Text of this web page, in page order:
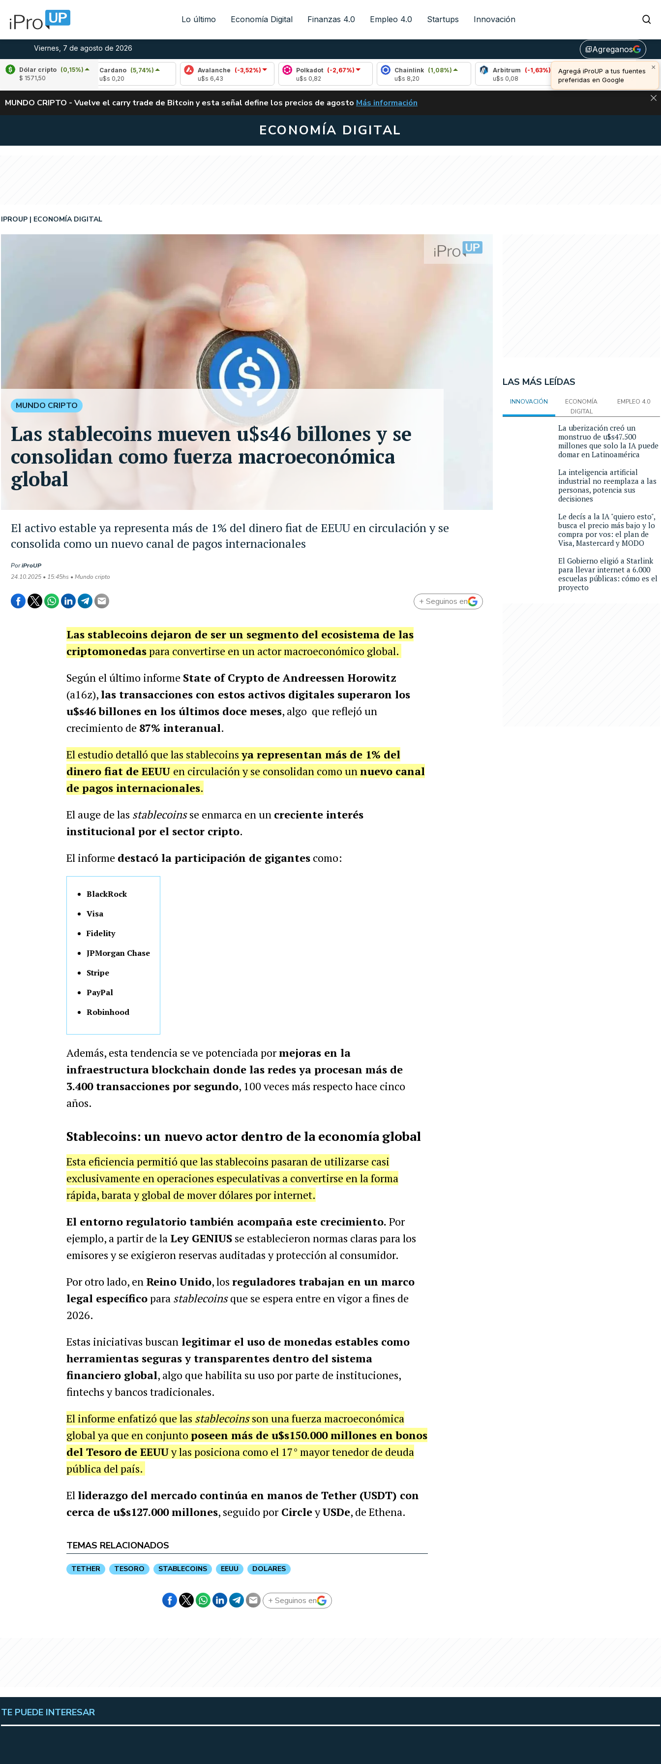
Lo último Economía Digital Finanzas 4.0 Empleo 4.0 Startups Innovación
Viernes, 7 de agosto de 2026 library_addAgreganos
×
Agregá iProUP a tus fuentes
preferidas en Google
Dólar cripto (0,15%)
$ 1571,50
1,71%) Cardano
(5,74%)
Avalanche (-3,52%)
Polkadot
(-2,67%)
Chainlink (1,08%)
Arbitrum (-1,63%)
Bitcoin (-0,28%)
u$s 64.304,00
ALERTA
MUNDO CRIPTO - Vuelve el carry trade de Bitcoin y esta señal define los precios de agosto VUELVE EL CARRY TRADE DE BITCOIN Y ESTA SEÑAL DEFINE LOS PRECIOS DE
Más información
ECONOMÍA DIGITAL
El activo estable ya representa más de 1% del dinero fiat de EEUU en circulación y se
consolida como un nuevo canal de pagos internacionales
IPROUP ECONOMÍA DIGITAL
PoriProUP
24.10.2025 • 15:45hs • Mundo cripto
MUNDO CRIPTO
Las stablecoins mueven u$s46 billones y se
consolidan como fuerza macroeconómica
global
+ Seguinos en
Las stablecoinsdejaron de ser un segmento del ecosistema de las
criptomonedaspara convertirse en un actor macroeconómico global.
Según el último informe State of Crypto de Andreessen Horowitz
(a16z),las transacciones con estos activos digitales superaron los
u$s46 billones en los últimos doce meses, algo que reflejó un
crecimiento de 87% interanual.
El estudio detalló que las stablecoins ya representan más de 1% del
dinero fiat de EEUU en circulación y se consolidan como unnuevo canal
de pagos internacionales.
El auge de las stablecoinsse enmarca en un creciente interés
institucional por el sector cripto.
El informe destacó la participación de gigantescomo:
BlackRock
Visa
Fidelity
JPMorgan Chase
Stripe
PayPal
Robinhood
Además, esta tendencia se ve potenciada pormejoras en la
infraestructura blockchain donde las redes ya procesan más de
3.400 transacciones por segundo, 100 veces más respecto hace cinco
años.
Stablecoins: un nuevo actor dentro de la economía global
Esta eficiencia permitió que las stablecoins pasaran de utilizarse casi
exclusivamente en operaciones especulativas a convertirse en la forma
rápida, barata y global de mover dólares por internet.
El entorno regulatorio también acompaña este crecimiento. Por
ejemplo, a partir de la Ley GENIUSse establecieron normas claras para los
emisores y se exigieron reservas auditadas y protección al consumidor.
Por otro lado, en Reino Unido, los reguladores trabajan en un marco
legal específicopara stablecoinsque se espera entre en vigor a fines de
2026.
Estas iniciativas buscanlegitimar el uso de monedas estables como
herramientas seguras y transparentes dentro del sistema
financiero global, algo que habilita su uso por parte de instituciones,
fintechs y bancos tradicionales.
El informe enfatizó que las stablecoinsson una fuerza macroeconómica
global ya que en conjunto poseen más de u$s150.000 millones en bonos
del Tesoro de EEUUy las posiciona como el 17° mayor tenedor de deuda
pública del país.
Elliderazgo del mercado continúa en manos de Tether (USDT) con
cerca de u$s127.000 millones, seguido porCircleyUSDe, de Ethena.
TEMAS RELACIONADOS
TETHER TESORO STABLECOINS EEUU DOLARES
+ Seguinos en
LAS MÁS LEÍDAS
INNOVACIÓN
ECONOMÍA
DIGITAL
EMPLEO 4.0
La uberización creó un
monstruo de u$s47.500
millones que solo la IA puede
domar en Latinoamérica
La inteligencia artificial
industrial no reemplaza a las
personas, potencia sus
decisiones
Le decís a la IA "quiero esto",
busca el precio más bajo y lo
compra por vos: el plan de
Visa, Mastercard y MODO
El Gobierno eligió a Starlink
para llevar internet a 6.000
escuelas públicas: cómo es el
proyecto
TE PUEDE INTERESAR